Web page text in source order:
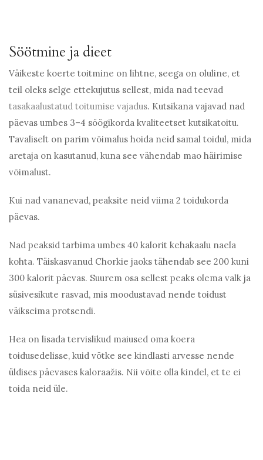
Söötmine ja dieet
Väikeste koerte toitmine on lihtne, seega on oluline, et
teil oleks selge ettekujutus sellest, mida nad teevad
tasakaalustatud toitumise vajadus. Kutsikana vajavad nad
päevas umbes 3–4 söögikorda kvaliteetset kutsikatoitu.
Tavaliselt on parim võimalus hoida neid samal toidul, mida
aretaja on kasutanud, kuna see vähendab mao häirimise
võimalust.
Kui nad vananevad, peaksite neid viima 2 toidukorda
päevas.
Nad peaksid tarbima umbes 40 kalorit kehakaalu naela
kohta. Täiskasvanud Chorkie jaoks tähendab see 200 kuni
300 kalorit päevas. Suurem osa sellest peaks olema valk ja
süsivesikute rasvad, mis moodustavad nende toidust
väikseima protsendi.
Hea on lisada tervislikud maiused oma koera
toidusedelisse, kuid võtke see kindlasti arvesse nende
üldises päevases kaloraažis. Nii võite olla kindel, et te ei
toida neid üle.